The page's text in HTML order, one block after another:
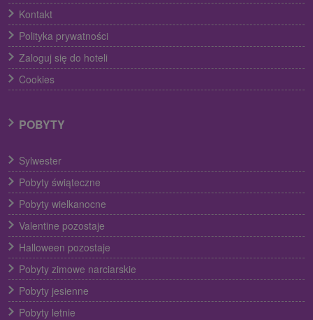
Kontakt
Polityka prywatności
Zaloguj się do hoteli
Cookies
POBYTY
Sylwester
Pobyty świąteczne
Pobyty wielkanocne
Valentine pozostaje
Halloween pozostaje
Pobyty zimowe narciarskie
Pobyty jesienne
Pobyty letnie